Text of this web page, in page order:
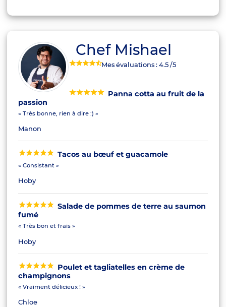
Chef Mishael
Mes évaluations :4.5/5
Panna cotta au fruit de la
passion
« Très bonne, rien à dire :) »
Manon
Tacos au bœuf et guacamole
« Consistant »
Hoby
Salade de pommes de terre au saumon
fumé
« Très bon et frais »
Hoby
Poulet et tagliatelles en crème de
champignons
« Vraiment délicieux ! »
Chloe